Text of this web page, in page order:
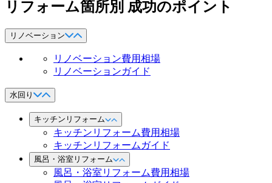
リフォーム箇所別 成功のポイント
リノベーション
リノベーション費用相場
リノベーションガイド
水回り
キッチンリフォーム
キッチンリフォーム費用相場
キッチンリフォームガイド
風呂・浴室リフォーム
風呂・浴室リフォーム費用相場